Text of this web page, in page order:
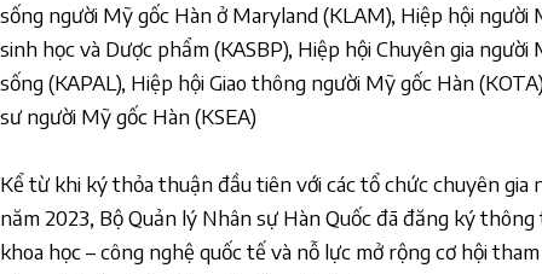
sống người Mỹ gốc Hàn ở Maryland (KLAM), Hiệp hội người
sinh học và Dược phẩm (KASBP), Hiệp hội Chuyên gia
sống (KAPAL), Hiệp hội Giao thông người Mỹ gốc Hàn
sư người Mỹ gốc Hàn (KSEA)
Kể từ khi ký thỏa thuận đầu tiên với các tổ chức chuyên gia
năm 2023, Bộ Quản lý Nhân sự Hàn Quốc đã đăng ký
khoa học – công nghệ quốc tế và nỗ lực mở rộng cơ hội